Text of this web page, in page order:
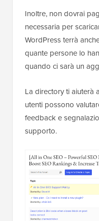
Inoltre, non dovrai
necessaria per
WordPress terrà
quante persone lo
quando ci sarà un
La directory ti aiuterà
utenti possono
feedback e
supporto.